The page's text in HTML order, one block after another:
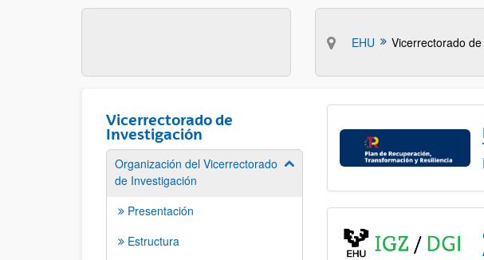
EHU Vicerrectorado
Vicerrectorado de
Investigación
Organización del Vicerrectorado
de Investigación
Mostrar/ocultar subpáginas
Presentación
Estructura